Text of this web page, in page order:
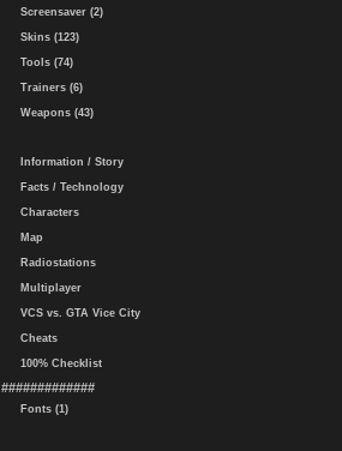
Screensaver (2)
Skins (123)
Tools (74)
Trainers (6)
Weapons (43)
Information / Story
Facts / Technology
Characters
Map
Radiostations
Multiplayer
VCS vs. GTA Vice City
Cheats
100% Checklist
#############
Fonts (1)